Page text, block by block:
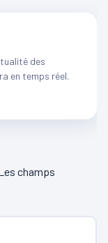
des
en temps réel.
champs